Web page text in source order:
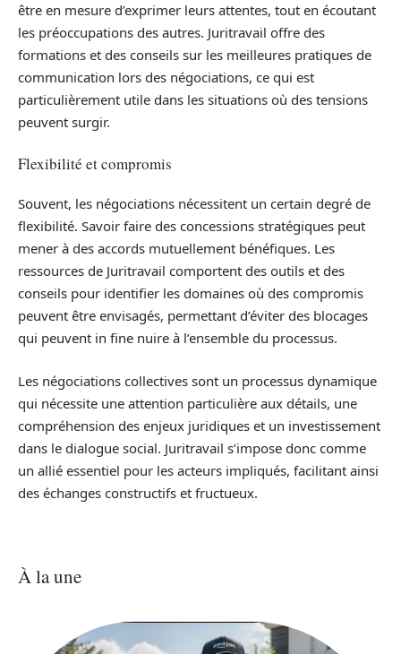
être en mesure d’exprimer leurs attentes, tout en écoutant
les préoccupations des autres. Juritravail offre des
formations et des conseils sur les meilleures pratiques de
communication lors des négociations, ce qui est
particulièrement utile dans les situations où des tensions
peuvent surgir.
Flexibilité et compromis
Souvent, les négociations nécessitent un certain degré de
flexibilité. Savoir faire des concessions stratégiques peut
mener à des accords mutuellement bénéfiques. Les
ressources de Juritravail comportent des outils et des
conseils pour identifier les domaines où des compromis
peuvent être envisagés, permettant d’éviter des blocages
qui peuvent in fine nuire à l’ensemble du processus.
Les négociations collectives sont un processus dynamique
qui nécessite une attention particulière aux détails, une
compréhension des enjeux juridiques et un investissement
dans le dialogue social. Juritravail s’impose donc comme
un allié essentiel pour les acteurs impliqués, facilitant ainsi
des échanges constructifs et fructueux.
À la une